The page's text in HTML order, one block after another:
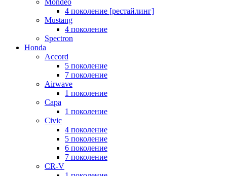
Mondeo
4 поколение [рестайлинг]
Mustang
4 поколение
Spectron
Honda
Accord
5 поколение
7 поколение
Airwave
1 поколение
Capa
1 поколение
Civic
4 поколение
5 поколение
6 поколение
7 поколение
CR-V